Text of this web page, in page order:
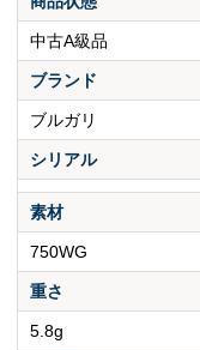
中古A級品
ブランド
ブルガリ
シリアル
素材
750WG
重さ
5.8g